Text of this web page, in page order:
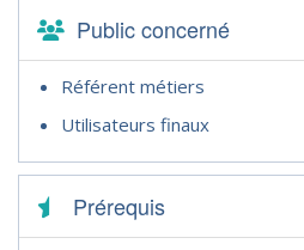
Public concerné
Référent métiers
Utilisateurs finaux
Prérequis